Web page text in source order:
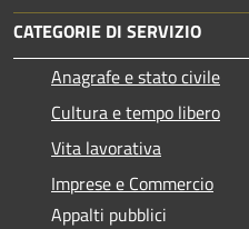
CATEGORIE DI SERVIZIO
Anagrafe e stato civile
Cultura e tempo libero
Vita lavorativa
Imprese e Commercio
Appalti pubblici